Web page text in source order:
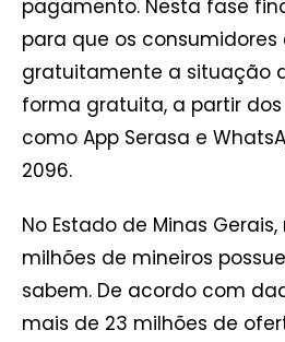
pagamento. Nesta fase
para que os
gratuitamente a situação
forma gratuita, a partir
como App Serasa e
2096.
No Estado de Minas
milhões de mineiros
sabem. De acordo com
mais de 23 milhões de